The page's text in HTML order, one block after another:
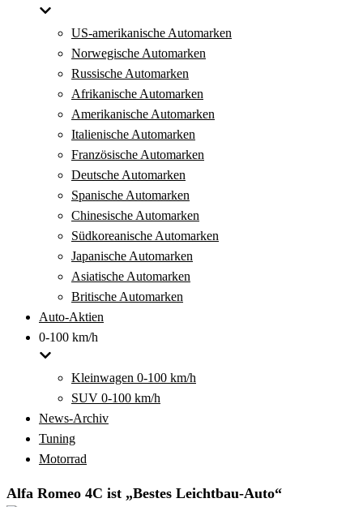
US-amerikanische Automarken
Norwegische Automarken
Russische Automarken
Afrikanische Automarken
Amerikanische Automarken
Italienische Automarken
Französische Automarken
Deutsche Automarken
Spanische Automarken
Chinesische Automarken
Südkoreanische Automarken
Japanische Automarken
Asiatische Automarken
Britische Automarken
Auto-Aktien
0-100 km/h
Kleinwagen 0-100 km/h
SUV 0-100 km/h
News-Archiv
Tuning
Motorrad
Alfa Romeo 4C ist „Bestes Leichtbau-Auto“